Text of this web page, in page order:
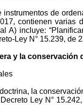
instrumentos de
contienen varias
A) incluye:
Ley N° 15.239, de
y la conservación
la
Ley N°